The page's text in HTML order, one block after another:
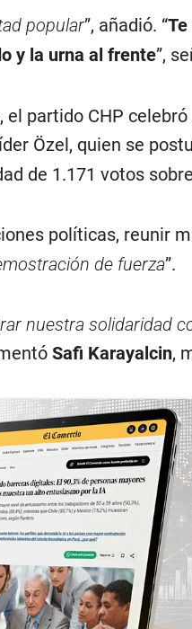
popular”, añadió. “
y la urna al frente”,
partido CHP
Özel, quien se
de 1.171 votos
políticas, reunir
de fuerza”.
nuestra solidaridad
Safi Karayalcin,